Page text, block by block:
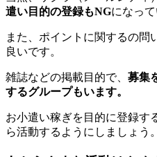
遣い目的の登録もNGになって
また、ポイントに関するの問
良いです。
雑誌などの掲載目的で、 募集
するグループもいます。
お小遣い稼ぎを目的に登録す
ら活動するようにしましょう。